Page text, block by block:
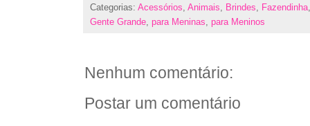
Categorias: Acessórios, Animais, Brindes, Fazendinha
Gente Grande, para Meninas, para Meninos
Nenhum comentário:
Postar um comentário